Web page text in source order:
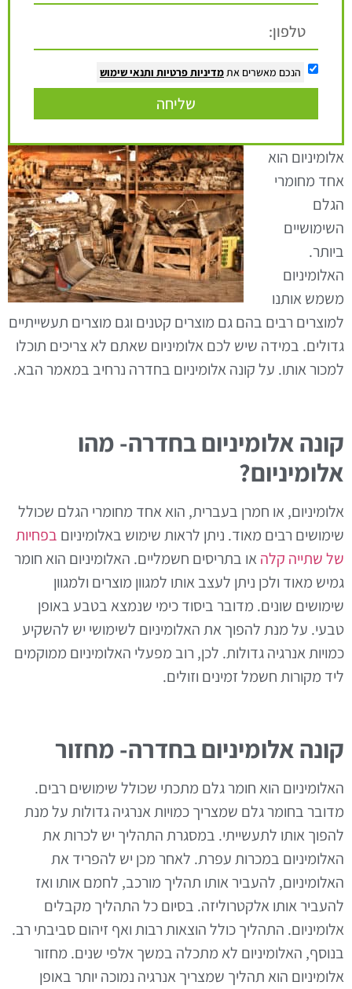
הנכם מאשרים את מדיניות פרטיות ותנאי שימוש
שליחה
אלומיניום הוא
אחד מחומרי
הגלם
השימושיים
ביותר.
האלומיניום
משמש אותנו
למוצרים רבים בהם גם מוצרים קטנים וגם מוצרים תעשייתיים
גדולים. במידה שיש לכם אלומיניום שאתם לא צריכים תוכלו
למכור אותו. על קונה אלומיניום בחדרה נרחיב במאמר הבא.
קונה אלומיניום בחדרה- מהו
אלומיניום?
אלומיניום, או חמרן בעברית, הוא אחד מחומרי הגלם שכולל
שימושים רבים מאוד. ניתן לראות שימוש באלומיניום בפחיות
של שתייה קלהאו בתריסים חשמליים. האלומיניום הוא חומר
גמיש מאוד ולכן ניתן לעצב אותו למגוון מוצרים ולמגוון
שימושים שונים. מדובר ביסוד כימי שנמצא בטבע באופן
טבעי. על מנת להפוך את האלומיניום לשימושי יש להשקיע
כמויות אנרגיה גדולות. לכן, רוב מפעלי האלומיניום ממוקמים
ליד מקורות חשמל זמינים וזולים.
קונה אלומיניום בחדרה- מחזור
האלומיניום הוא חומר גלם מתכתי שכולל שימושים רבים.
מדובר בחומר גלם שמצריך כמויות אנרגיה גדולות על מנת
להפוך אותו לתעשייתי. במסגרת התהליך יש לכרות את
האלומיניום במכרות עפרת. לאחר מכן יש להפריד את
האלומיניום, להעביר אותו תהליך מורכב, לחמם אותו ואז
להעביר אותו אלקטרוליזה. בסיום כל התהליך מקבלים
אלומיניום. התהליך כולל הוצאות רבות ואף זיהום סביבתי רב.
בנוסף, האלומיניום לא מתכלה במשך אלפי שנים. מחזור
אלומיניום הוא תהליך שמצריך אנרגיה נמוכה יותר באופן